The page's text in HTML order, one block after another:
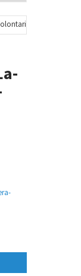
europeo a